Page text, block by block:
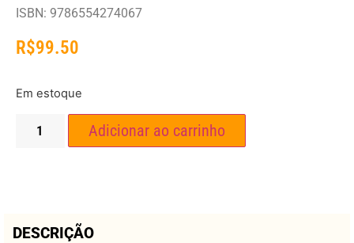
ISBN: 9786554274067
R$99.50
Em estoque
Adicionar ao carrinho
DESCRIÇÃO